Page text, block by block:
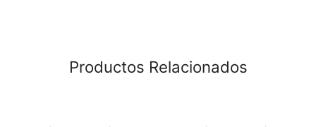
Productos Relacionados